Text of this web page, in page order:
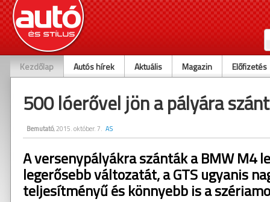
Kezdőlap Autós hírek Aktuális Magazin Előfizetés
500 lóerővel jön a pályára
Bemutató, 2015. október. 7. AS
A versenypályákra szánták a BMW M4
legerősebb változatát, a GTS ugyanis
teljesítményű és könnyebb is a